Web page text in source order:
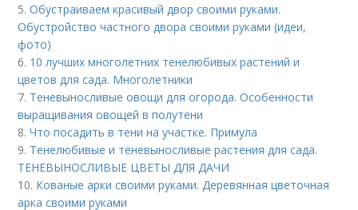
5.Обустраиваем красивый двор своими руками.
Обустройство частного двора своими руками (идеи,
фото)
6. 10 лучших многолетних тенелюбивых растений и
цветов для сада. Многолетники
7. Теневыносливые овощи для огорода. Особенности
выращивания овощей в полутени
8.Что посадить в тени на участке. Примула
9. Тенелюбивые и теневыносливые растения для сада.
ТЕНЕВЫНОСЛИВЫЕ ЦВЕТЫ ДЛЯ ДАЧИ
10. Кованые арки своими руками. Деревянная цветочная
арка своими руками